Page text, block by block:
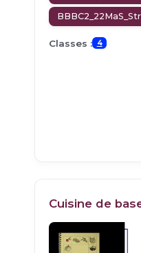
Classes : 4
Cuisine de